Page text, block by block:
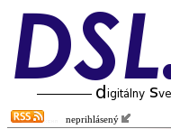
neprihlásený